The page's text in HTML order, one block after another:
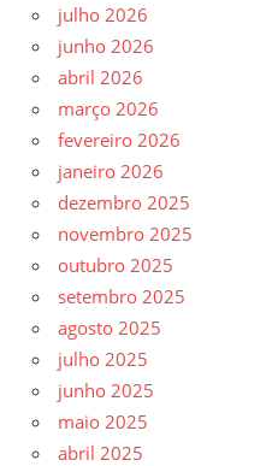
julho 2026
junho 2026
abril 2026
março 2026
fevereiro 2026
janeiro 2026
dezembro 2025
novembro 2025
outubro 2025
setembro 2025
agosto 2025
julho 2025
junho 2025
maio 2025
abril 2025